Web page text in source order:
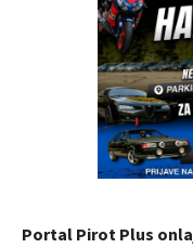
Portal Pirot Plus